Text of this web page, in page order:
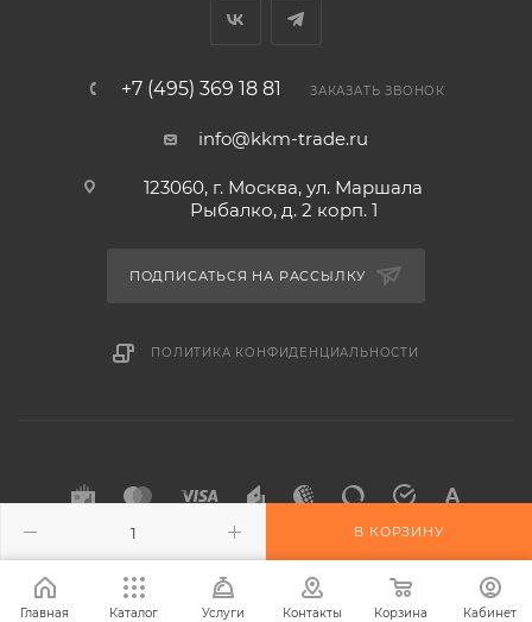
В КОРЗИНУ
+7 (495) 369 18 81 ЗАКАЗАТЬ ЗВОНОК
info@kkm-trade.ru
123060, г. Москва, ул. Маршала
Рыбалко, д. 2 корп. 1
ПОДПИСАТЬСЯ НА РАССЫЛКУ
ПОЛИТИКА КОНФИДЕНЦИАЛЬНОСТИ
2015-2026 © KKM-TRADE
Главная Каталог Услуги Контакты Корзина Кабинет